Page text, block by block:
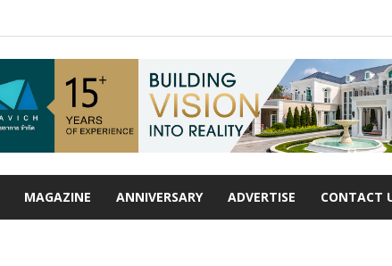
MAGAZINE ANNIVERSARY ADVERTISE CONTACT